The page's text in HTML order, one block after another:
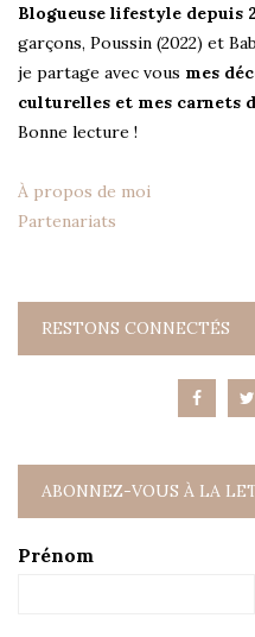
Blogueuse lifestyle depuis
garçons, Poussin (2022) et
je partage avec vous mes
culturelles et mes carnets
Bonne lecture !
À propos de moi
Partenariats
RESTONS CONNECTÉS
ABONNEZ-VOUS À LA
Prénom